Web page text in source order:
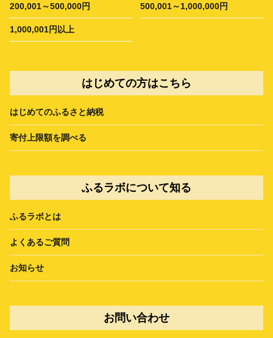
200,001～500,000円 500,001～1,000,000円
1,000,001円以上
はじめての方はこちら
はじめてのふるさと納税
寄付上限額を調べる
ふるラボについて知る
ふるラボとは
よくあるご質問
お知らせ
お問い合わせ